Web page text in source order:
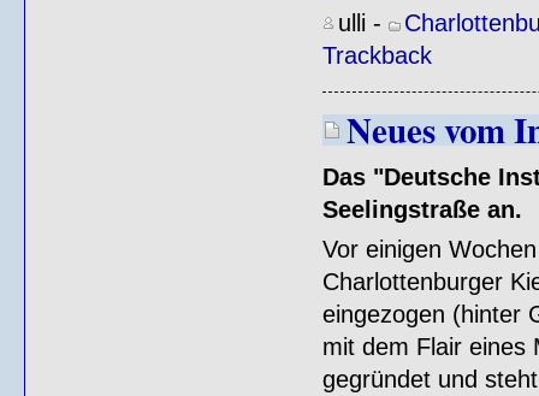
ulli -
Trackback
Neues vom
Das "Deutsche
Seelingstraße an.
Vor einigen
Charlottenburger
eingezogen (hinter
mit dem Flair eines
gegründet und